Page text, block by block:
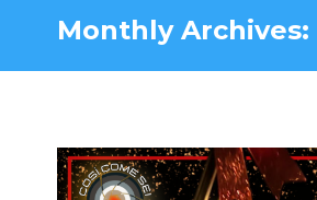
Monthly Archives: